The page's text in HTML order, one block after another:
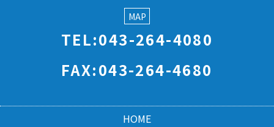
MAP
TEL:043-264-4080
FAX:043-264-4680
HOME